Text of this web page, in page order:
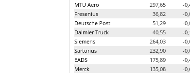
MTU Aero
297,65 -
Fresenius
36,82 -
Deutsche Post
51,29 -
Daimler Truck
40,55 -
Siemens
264,03 -
Sartorius
232,90 -
EADS
175,89 -
Merck
135,08 -